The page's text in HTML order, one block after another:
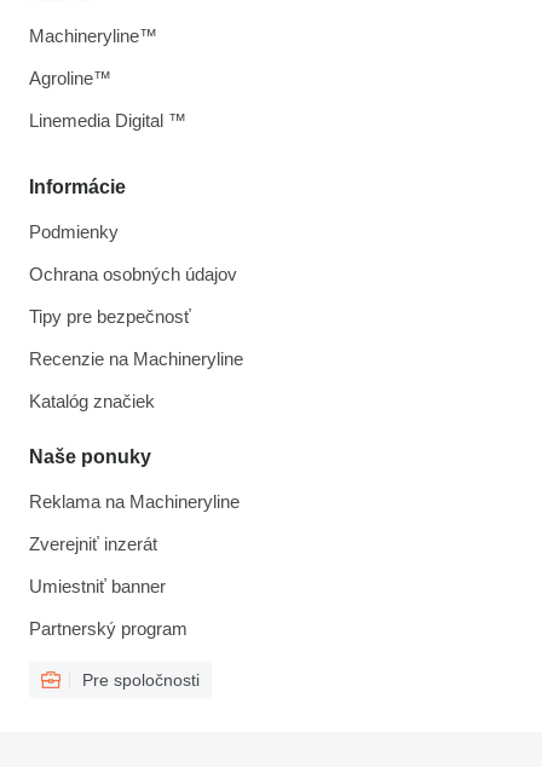
Informácie
Podmienky
Ochrana osobných údajov
Tipy pre bezpečnosť
Recenzie na Machineryline
Katalóg značiek
Naše ponuky
Reklama na Machineryline
Zverejniť inzerát
Umiestniť banner
Partnerský program
Pre spoločnosti
Machineryline™
Agroline™
Linemedia Digital ™